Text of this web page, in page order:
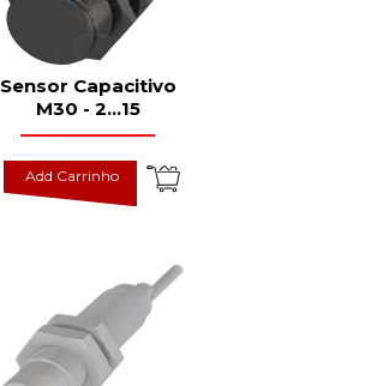
Sensor Capacitivo
M30 - 2...15
Add Carrinho